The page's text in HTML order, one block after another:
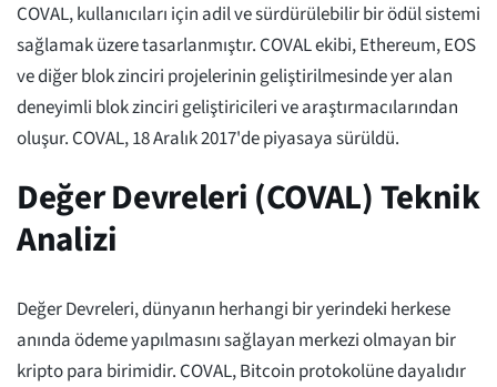
COVAL, kullanıcıları için adil ve sürdürülebilir bir ödül sistemi
sağlamak üzere tasarlanmıştır. COVAL ekibi, Ethereum, EOS
ve diğer blok zinciri projelerinin geliştirilmesinde yer alan
deneyimli blok zinciri geliştiricileri ve araştırmacılarından
oluşur. COVAL, 18 Aralık 2017'de piyasaya sürüldü.
Değer Devreleri (COVAL) Teknik
Analizi
Değer Devreleri, dünyanın herhangi bir yerindeki herkese
anında ödeme yapılmasını sağlayan merkezi olmayan bir
kripto para birimidir. COVAL, Bitcoin protokolüne dayalıdır